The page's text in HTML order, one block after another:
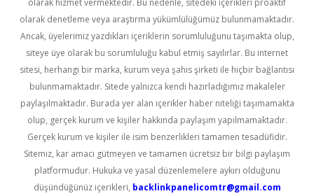
olarak hizmet vermektedir. Bu nedenle, sitedeki içerikleri proaktif
olarak denetleme veya araştırma yükümlülüğümüz bulunmamaktadır.
Ancak, üyelerimiz yazdıkları içeriklerin sorumluluğunu taşımakta olup,
siteye üye olarak bu sorumluluğu kabul etmiş sayılırlar. Bu internet
sitesi, herhangi bir marka, kurum veya şahıs şirketi ile hiçbir bağlantısı
bulunmamaktadır. Sitede yalnızca kendi hazırladığımız makaleler
paylaşılmaktadır. Burada yer alan içerikler haber niteliği taşımamakta
olup, gerçek kurum ve kişiler hakkında paylaşım yapılmamaktadır.
Gerçek kurum ve kişiler ile isim benzerlikleri tamamen tesadüfidir.
Sitemiz, kar amacı gütmeyen ve tamamen ücretsiz bir bilgi paylaşım
platformudur. Hukuka ve yasal düzenlemelere aykırı olduğunu
düşündüğünüz içerikleri, backlinkpanelicomtr@gmail.com